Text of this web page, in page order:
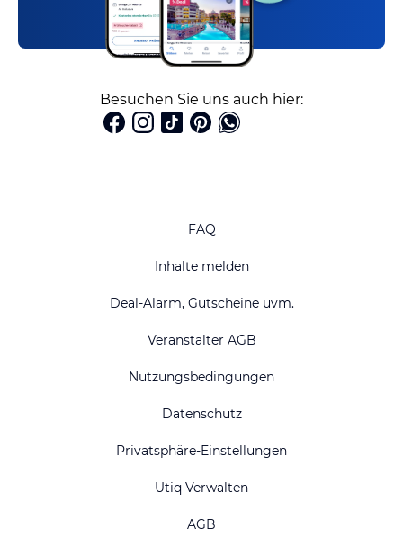
Besuchen Sie uns auch hier:
FAQ
Inhalte melden
Deal-Alarm, Gutscheine uvm.
Veranstalter AGB
Nutzungsbedingungen
Datenschutz
Privatsphäre-Einstellungen
Utiq Verwalten
AGB